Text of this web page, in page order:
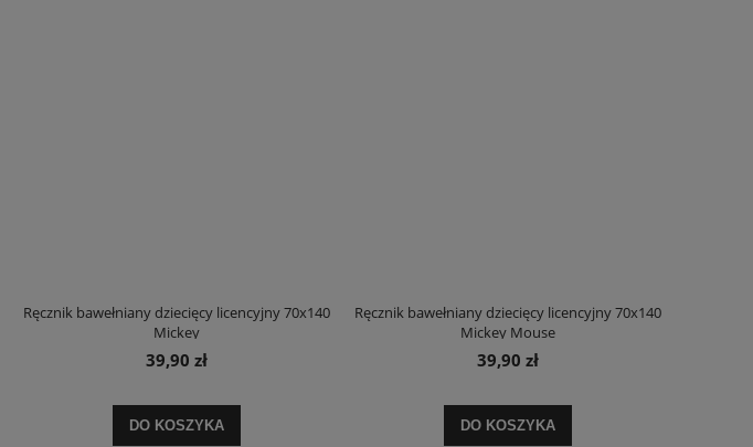
Ręcznik bawełniany dziecięcy licencyjny 70x140
Mickey
39,90 zł
DO KOSZYKA
Ręcznik bawełniany dziecięcy licencyjny 70x140
Mickey Mouse
39,90 zł
DO KOSZYKA